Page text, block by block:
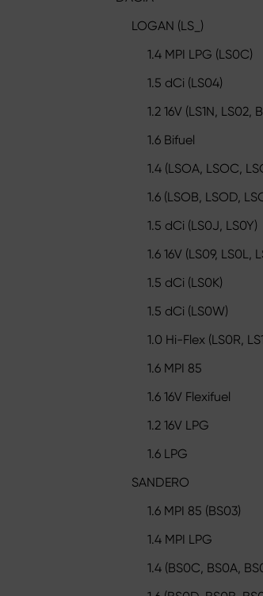
LOGAN (LS_)
1.4 MPI LPG (LS0C)
1.5 dCi (LS04)
1.2 16V (LS1N, LS02,
1.6 Bifuel
1.4 (LSOA, LSOC,
1.6 (LSOB, LSOD,
1.5 dCi (LS0J, LS0Y)
1.6 16V (LS09, LS0L,
1.5 dCi (LS0K)
1.5 dCi (LS0W)
1.0 Hi-Flex (LS0R,
1.6 MPI 85
1.6 16V Flexifuel
1.2 16V LPG
1.6 LPG
SANDERO
1.6 MPI 85 (BS03)
1.4 MPI LPG
1.4 (BS0C, BS0A,